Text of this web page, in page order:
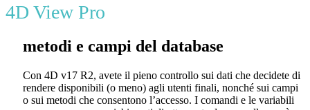
4D View Pro
metodi e campi del database
Con 4D v17 R2, avete il pieno controllo sui dati che decidete di
rendere disponibili (o meno) agli utenti finali, nonché sui campi
o sui metodi che consentono l’accesso. I comandi e le variabili